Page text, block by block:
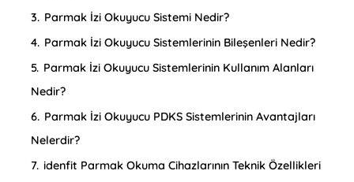
3. Parmak İzi Okuyucu Sistemi Nedir?
4. Parmak İzi Okuyucu Sistemlerinin Bileşenleri Nedir?
5. Parmak İzi Okuyucu Sistemlerinin Kullanım Alanları
Nedir?
6. Parmak İzi Okuyucu PDKS Sistemlerinin Avantajları
Nelerdir?
7. idenfit Parmak Okuma Cihazlarının Teknik Özellikleri